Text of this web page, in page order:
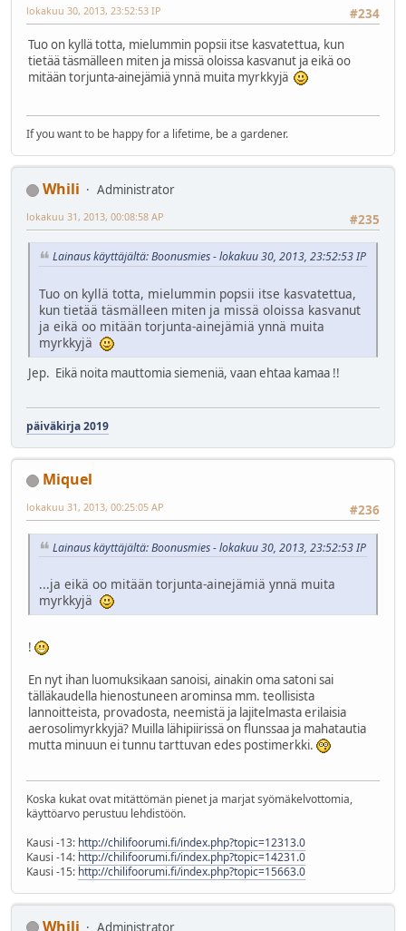
#234
lokakuu 30, 2013, 23:52:53 IP
Tuo on kyllä totta, mielummin popsii itse kasvatettua, kun
tietää täsmälleen miten ja missä oloissa kasvanut ja eikä oo
mitään torjunta-ainejämiä ynnä muita myrkkyjä
If you want to be happy for a lifetime, be a gardener.
Whili
Administrator
#235
lokakuu 31, 2013, 00:08:58 AP
Lainaus käyttäjältä: Boonusmies - lokakuu 30, 2013, 23:52:53 IP
Tuo on kyllä totta, mielummin popsii itse kasvatettua,
kun tietää täsmälleen miten ja missä oloissa kasvanut
ja eikä oo mitään torjunta-ainejämiä ynnä muita
myrkkyjä
Jep. Eikä noita mauttomia siemeniä, vaan ehtaa kamaa !!
päiväkirja 2019
Miquel
#236
lokakuu 31, 2013, 00:25:05 AP
Lainaus käyttäjältä: Boonusmies - lokakuu 30, 2013, 23:52:53 IP
...ja eikä oo mitään torjunta-ainejämiä ynnä muita
myrkkyjä
!
En nyt ihan luomuksikaan sanoisi, ainakin oma satoni sai
tälläkaudella hienostuneen arominsa mm. teollisista
lannoitteista, provadosta, neemistä ja lajitelmasta erilaisia
aerosolimyrkkyjä? Muilla lähipiirissä on flunssaa ja mahatautia
mutta minuun ei tunnu tarttuvan edes postimerkki.
Koska kukat ovat mitättömän pienet ja marjat syömäkelvottomia,
käyttöarvo perustuu lehdistöön.
Kausi -13: http://chilifoorumi.fi/index.php?topic=12313.0
Kausi -14: http://chilifoorumi.fi/index.php?topic=14231.0
Kausi -15: http://chilifoorumi.fi/index.php?topic=15663.0
Whili
Administrator